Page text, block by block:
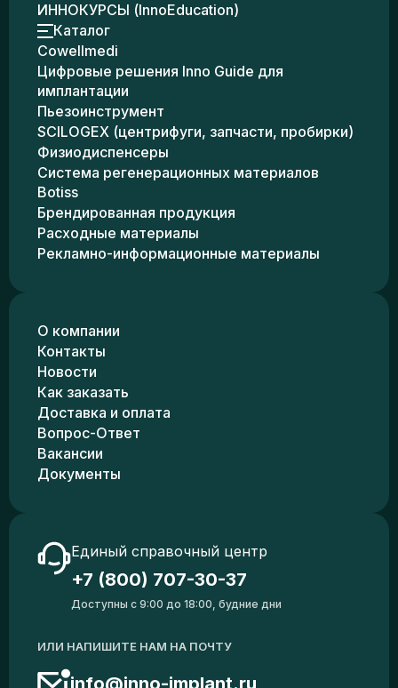
ИННОКУРСЫ (InnoEducation)
Каталог
Cowellmedi
Цифровые решения Inno Guide для
имплантации
Пьезоинструмент
SCILOGEX (центрифуги, запчасти, пробирки)
Физиодиспенсеры
Система регенерационных материалов
Botiss
Брендированная продукция
Расходные материалы
Рекламно-информационные материалы
О компании
Контакты
Новости
Как заказать
Доставка и оплата
Вопрос-Ответ
Вакансии
Документы
Единый справочный центр
+7 (800) 707-30-37
Доступны с 9:00 до 18:00, будние дни
ИЛИ НАПИШИТЕ НАМ НА ПОЧТУ
info@inno-implant.ru